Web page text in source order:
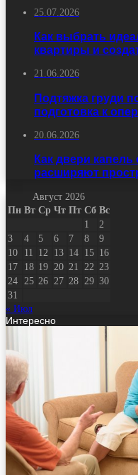
25.07.2026
Как выбрать
квартиры и
21.06.2026
Подтяжка груди
подготовка к
20.06.2026
Как двери
расширяют
Август 2026
Пн Вт Ср Чт Пт Сб Вс
1
2
3
4 5 6 7 8
9
10
11 12 13 14 15 16
17
18 19 20 21 22 23
24
25 26 27 28 29 30
31
« Июл
Интересно